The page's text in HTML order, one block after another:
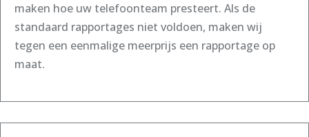
maken hoe uw telefoonteam presteert. Als de
standaard rapportages niet voldoen, maken wij
tegen een eenmalige meerprijs een rapportage op
maat.